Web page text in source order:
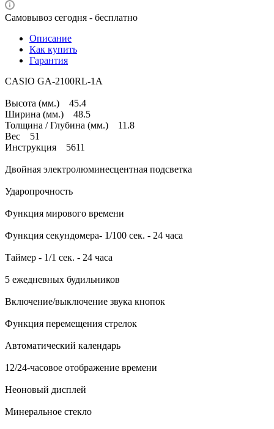
Самовывоз сегодня - бесплатно
Описание
Как купить
Гарантия
CASIO GA-2100RL-1A
Высота (мм.) 45.4
Ширина (мм.) 48.5
Толщина / Глубина (мм.) 11.8
Вес 51
Инструкция 5611
Двойная электролюминесцентная подсветка
Ударопрочность
Функция мирового времени
Функция секундомера- 1/100 сек. - 24 часа
Таймер - 1/1 сек. - 24 часа
5 ежедневных будильников
Включение/выключение звука кнопок
Функция перемещения стрелок
Автоматический календарь
12/24-часовое отображение времени
Неоновый дисплей
Минеральное стекло